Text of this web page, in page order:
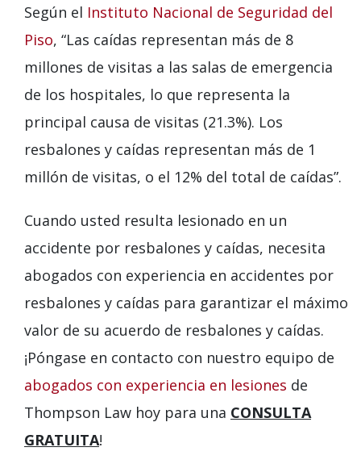
Según el Instituto Nacional de Seguridad del
Piso, “Las caídas representan más de 8
millones de visitas a las salas de emergencia
de los hospitales, lo que representa la
principal causa de visitas (21.3%). Los
resbalones y caídas representan más de 1
millón de visitas, o el 12% del total de caídas”.
Cuando usted resulta lesionado en un
accidente por resbalones y caídas, necesita
abogados con experiencia en accidentes por
resbalones y caídas para garantizar el máximo
valor de su acuerdo de resbalones y caídas.
¡Póngase en contacto con nuestro equipo de
abogados con experiencia en lesiones de
Thompson Law hoy para una CONSULTA
GRATUITA!